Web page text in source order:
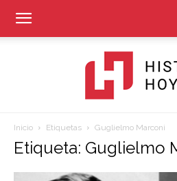
Inicio Etiquetas Guglielmo Marconi
Etiqueta: Guglielmo